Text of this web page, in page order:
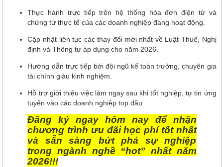
Thực hành trực tiếp trên hệ thống hóa đơn điện tử và
chứng từ thực tế của các doanh nghiệp đang hoạt động.
Cập nhật liên tục các thay đổi mới nhất về Luật Thuế, Nghị
định và Thông tư áp dụng cho năm 2026.
Hướng dẫn trực tiếp bởi đội ngũ kế toán trưởng, chuyên gia
tài chính giàu kinh nghiệm.
Hỗ trợ giới thiệu việc làm ngay sau khi tốt nghiệp, tự tin ứng
tuyển vào các doanh nghiệp top đầu.
Đăng ký ngay hôm nay để nhận
chương trình ưu đãi học phí tốt nhất
và sẵn sàng bứt phá sự nghiệp
trong ngành nghề “hot” nhất năm
2026!!!